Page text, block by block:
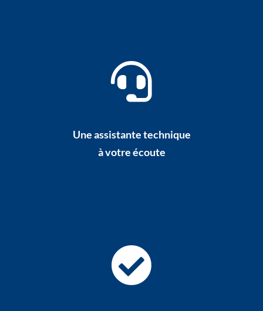
Une assistante technique
à votre écoute